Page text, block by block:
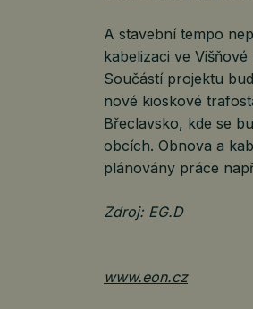
A stavební tempo
kabelizaci ve
Součástí projektu
nové kioskové
Břeclavsko, kde se
obcích. Obnova a
plánovány práce
Zdroj: EG.D
www.eon.cz